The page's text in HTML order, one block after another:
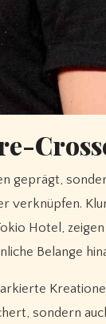
geprägt,
verknüpfen.
Hotel,
Belange
sondern